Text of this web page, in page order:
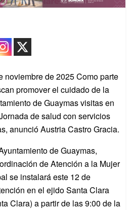
noviembre de 2025 Como parte
promover el cuidado de la
de Guaymas visitas en
de salud con servicios
anunció Austria Castro Gracia.
de Guaymas,
de Atención a la Mujer
se instalará este 12 de
en el ejido Santa Clara
Clara) a partir de las 9:00 de la